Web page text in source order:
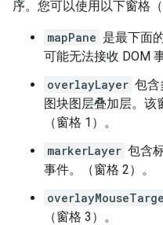
序。您可以使用以下窗格
mapPane 是最下面
可能无法接收 DOM
overlayLayer 包含
图块图层叠加层。该
（窗格 1）。
markerLayer 包含
事件。（窗格 2）。
（窗格 3）。